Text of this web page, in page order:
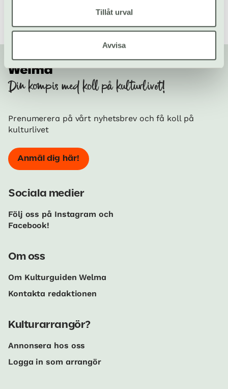
Tillåt urval
Avvisa
Din kompis med koll på kulturlivet!
Prenumerera på vårt nyhetsbrev och få koll på
kulturlivet
Anmäl dig här!
Sociala medier
Följ oss på Instagram och
Facebook!
Om oss
Om Kulturguiden Welma
Kontakta redaktionen
Kulturarrangör?
Annonsera hos oss
Logga in som arrangör